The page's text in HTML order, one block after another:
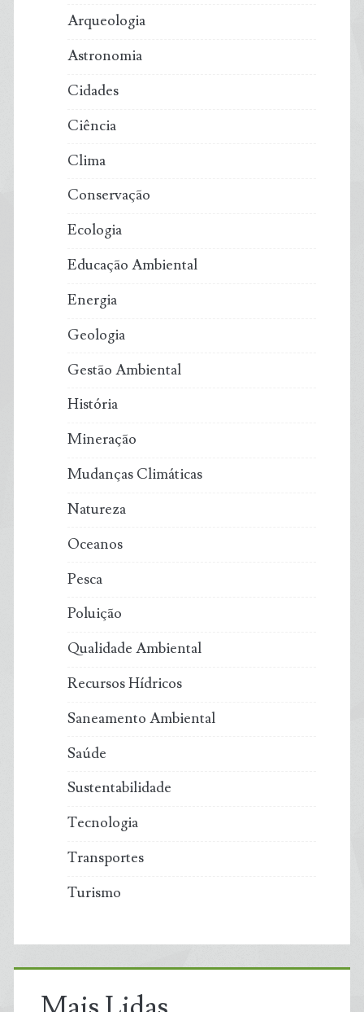
Arqueologia
Astronomia
Cidades
Ciência
Clima
Conservação
Ecologia
Educação Ambiental
Energia
Geologia
Gestão Ambiental
História
Mineração
Mudanças Climáticas
Natureza
Oceanos
Pesca
Poluição
Qualidade Ambiental
Recursos Hídricos
Saneamento Ambiental
Saúde
Sustentabilidade
Tecnologia
Transportes
Turismo